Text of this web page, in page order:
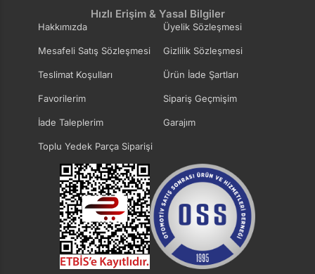
Hızlı Erişim & Yasal Bilgiler
Hakkımızda Üyelik Sözleşmesi
Mesafeli Satış Sözleşmesi Gizlilik Sözleşmesi
Teslimat Koşulları Ürün İade Şartları
Favorilerim Sipariş Geçmişim
İade Taleplerim Garajım
Toplu Yedek Parça Siparişi